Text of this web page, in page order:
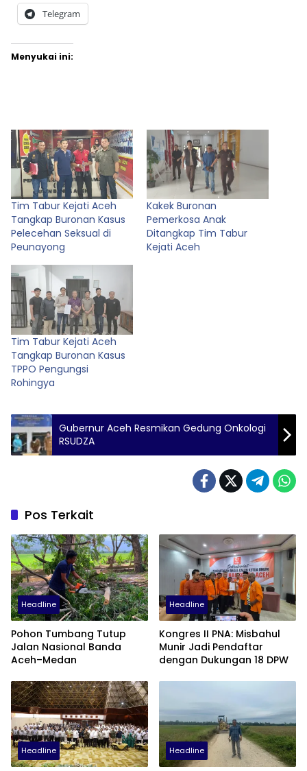
Telegram
Menyukai ini:
Tim Tabur Kejati Aceh
Tangkap Buronan Kasus
Pelecehan Seksual di
Peunayong
Kakek Buronan
Pemerkosa Anak
Ditangkap Tim Tabur
Kejati Aceh
Tim Tabur Kejati Aceh
Tangkap Buronan Kasus
TPPO Pengungsi
Rohingya
Gubernur Aceh Resmikan Gedung Onkologi
RSUDZA
Pos Terkait
Headline
Pohon Tumbang Tutup
Jalan Nasional Banda
Aceh–Medan
Headline
Kongres II PNA: Misbahul
Munir Jadi Pendaftar
dengan Dukungan 18 DPW
Headline Headline